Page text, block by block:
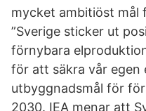
mycket ambitiöst mål
”Sverige sticker ut
förnybara
för att säkra vår egen
utbyggnadsmål för
2030. IEA menar att